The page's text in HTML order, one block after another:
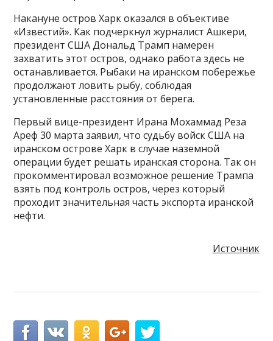
Накануне остров Харк оказался в объективе
«Известий». Как подчеркнул журналист Ашкери,
президент США Дональд Трамп намерен
захватить этот остров, однако работа здесь не
останавливается. Рыбаки на иранском побережье
продолжают ловить рыбу, соблюдая
установленные расстояния от берега.
Первый вице-президент Ирана Мохаммад Реза
Ареф 30 марта заявил, что судьбу войск США на
иранском острове Харк в случае наземной
операции будет решать иранская сторона. Так он
прокомментировал возможное решение Трампа
взять под контроль остров, через который
проходит значительная часть экспорта иранской
нефти.
Источник